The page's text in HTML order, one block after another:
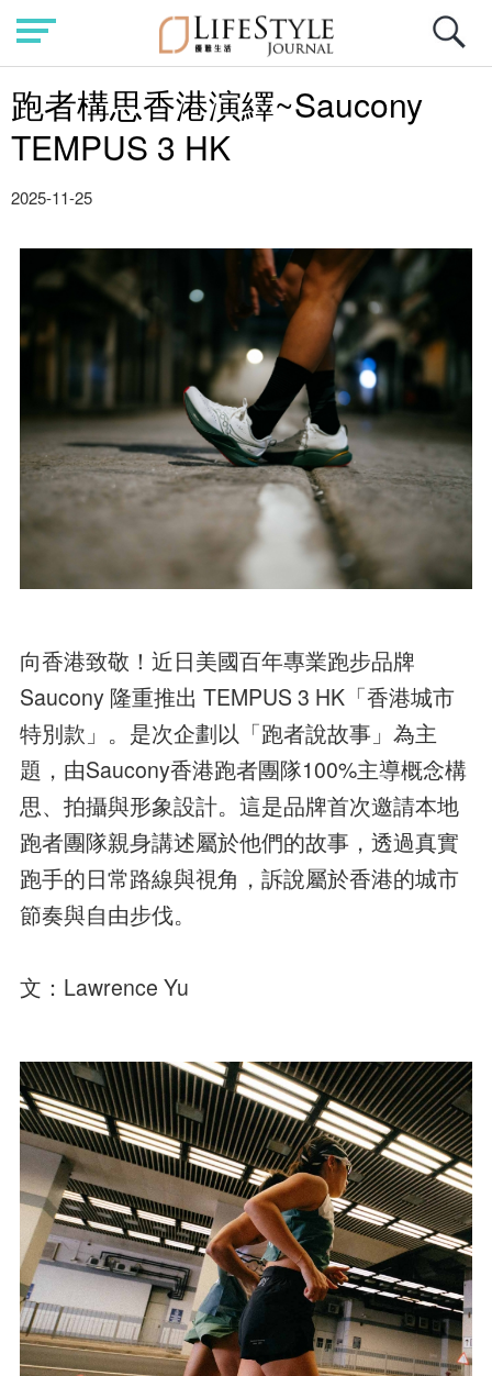
跑者構思香港演繹~Saucony
TEMPUS 3 HK
2025-11-25
向香港致敬！近日美國百年專業跑步品牌
Saucony 隆重推出 TEMPUS 3 HK「香港城市
特別款」。是次企劃以「跑者說故事」為主
題，由Saucony香港跑者團隊100%主導概念構
思、拍攝與形象設計。這是品牌首次邀請本地
跑者團隊親身講述屬於他們的故事，透過真實
跑手的日常路線與視角，訴說屬於香港的城市
節奏與自由步伐。
文：Lawrence Yu